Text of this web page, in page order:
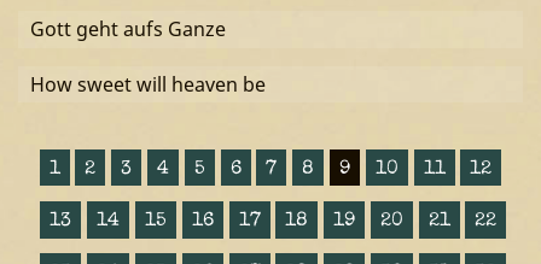
Gott geht aufs Ganze
How sweet will heaven be
1 2 3 4 5 6 7 8 9 10 11 12
13 14 15 16 17 18 19 20 21 22